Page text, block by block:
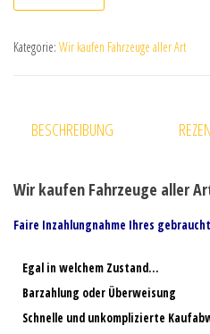
Kategorie: Wir kaufen Fahrzeuge aller Art
BESCHREIBUNG
Wir kaufen Fahrzeuge aller
Faire Inzahlungnahme Ihres
Egal in welchem Zustand…
Barzahlung oder Überweisung
Schnelle und unkomplizierte